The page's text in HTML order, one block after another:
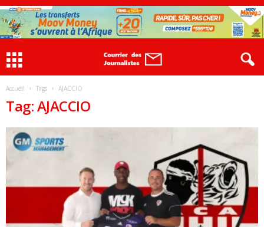
Accueil Tags AJACCIO
Tag: AJACCIO